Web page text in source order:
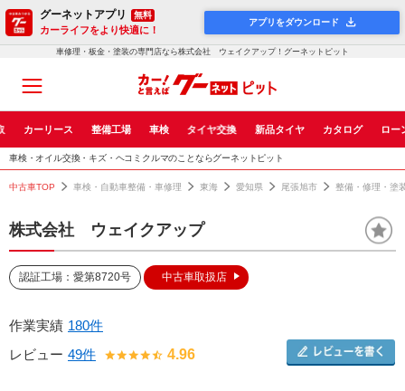
グーネットアプリ 無料
カーライフをより快適に！
アプリをダウンロード
車修理・板金・塗装の専門店なら株式会社 ウェイクアップ！グーネットピット
カーリース 整備工場 車検 タイヤ交換 新品タイヤ カタログ ロー
車検・オイル交換・キズ・ヘコミクルマのことならグーネットピット
中古車TOP 車検・自動車整備・車修理 東海 愛知県 尾張旭市 整備・修理・塗
株式会社 ウェイクアップ
認証工場：愛第8720号 中古車取扱店
作業実績 180件
レビュー 49件 4.96